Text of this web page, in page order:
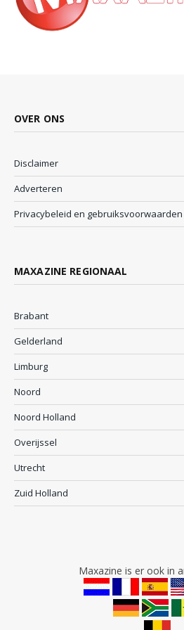
OVER ONS
Disclaimer
Adverteren
Privacybeleid en gebruiksvoorwaarden
MAXAZINE REGIONAAL
Brabant
Gelderland
Limburg
Noord
Noord Holland
Overijssel
Utrecht
Zuid Holland
Maxazine is er ook in